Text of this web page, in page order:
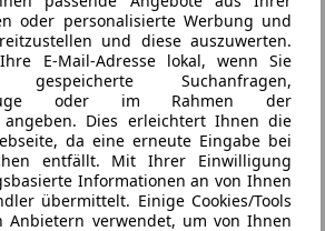
Fragen zu LeasingTime,
dem Leasing im Allgemeinen.
Art Gebrauchsüberlassung auf
oder personalisierte Werbung und
und diese auszuwerten.
E-Mail-Adresse lokal, wenn Sie
Suchanfragen,
oder im Rahmen der
angeben. Dies erleichtert Ihnen die
da eine erneute Eingabe bei
entfällt. Mit Ihrer Einwilligung
Informationen an von Ihnen
übermittelt. Einige Cookies/Tools
Anbietern verwendet, um von Ihnen